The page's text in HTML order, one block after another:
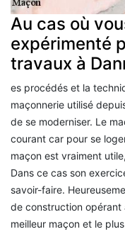
Au cas où
expérimenté
travaux à
es procédés et la
maçonnerie utilisé
de se moderniser. Le
courant car pour se
maçon est vraiment
Dans ce cas son
savoir-faire.
de construction opérant
meilleur maçon et le